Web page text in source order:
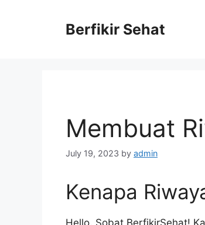
Berfikir Sehat
Membuat
July 19, 2023 by admin
Kenapa